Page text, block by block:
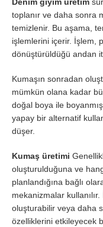
toplanır ve daha sonra
temizlenir. Bu aşama,
işlemlerini içerir. İşlem,
dönüştürüldüğü andan
Kumaşın sonradan
mümkün olana kadar
doğal boya ile
yapay bir alternatif
düşer.
Kumaş üretimi
oluşturulduğuna ve
planlandığına bağlı
mekanizmalar
oluşturabilir veya daha
özelliklerini etkileyecek